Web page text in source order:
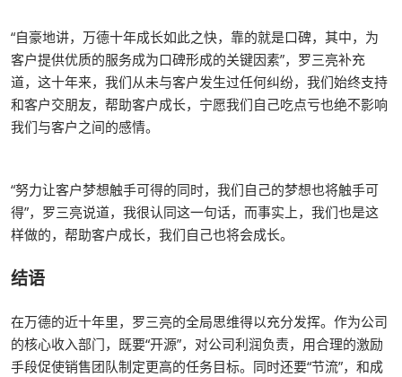
“自豪地讲，万德十年成长如此之快，靠的就是口碑，其中，为
客户提供优质的服务成为口碑形成的关键因素”，罗三亮补充
道，这十年来，我们从未与客户发生过任何纠纷，我们始终支持
和客户交朋友，帮助客户成长，宁愿我们自己吃点亏也绝不影响
我们与客户之间的感情。
“努力让客户梦想触手可得的同时，我们自己的梦想也将触手可
得”，罗三亮说道，我很认同这一句话，而事实上，我们也是这
样做的，帮助客户成长，我们自己也将会成长。
结语
在万德的近十年里，罗三亮的全局思维得以充分发挥。作为公司
的核心收入部门，既要“开源”，对公司利润负责，用合理的激励
手段促使销售团队制定更高的任务目标。同时还要“节流”，和成